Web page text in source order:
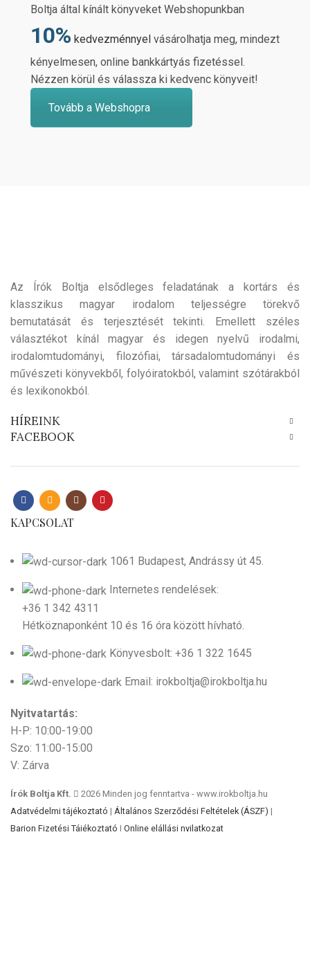
Boltja által kínált könyveket Webshopunkban
10% kedvezménnyel vásárolhatja meg, mindezt
kényelmesen, online bankkártyás fizetéssel.
Nézzen körül és válassza ki kedvenc könyveit!
Tovább a Webshopra
Az Írók Boltja elsődleges feladatának a kortárs és
klasszikus magyar irodalom teljességre törekvő
bemutatását és terjesztését tekinti. Emellett széles
választékot kínál magyar és idegen nyelvű irodalmi,
irodalomtudományi, filozófiai, társadalomtudományi és
művészeti könyvekből, folyóiratokból, valamint szótárakból
és lexikonokból.
HÍREINK
FACEBOOK
KAPCSOLAT
1061 Budapest, Andrássy út 45.
Internetes rendelések:
+36 1 342 4311
Hétköznaponként 10 és 16 óra között hívható.
Könyvesbolt: +36 1 322 1645
Email: irokboltja@irokboltja.hu
Nyitvatartás:
H-P: 10:00-19:00
Szo: 11:00-15:00
V: Zárva
Írók Boltja Kft.
2026 Minden jog fenntartva - www.irokboltja.hu
Adatvédelmi tájékoztató | Általános Szerződési Feltételek (ÁSZF) |
Barion Fizetési Tájékoztató | Online elállási nyilatkozat